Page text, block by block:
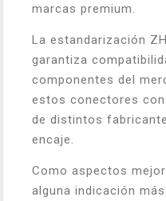
marcas premium.
La estandarización
garantiza
componentes del
estos conectores
de distintos
encaje.
Como aspectos
alguna indicación